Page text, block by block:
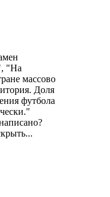
"На
массово
Доля
футбола